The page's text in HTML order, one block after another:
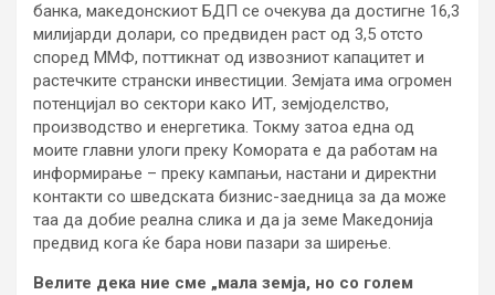
банка, македонскиот БДП се очекува да достигне 16,3
милијарди долари, со предвиден раст од 3,5 отсто
според ММФ, поттикнат од извозниот капацитет и
растечките странски инвестиции. Земјата има огромен
потенцијал во сектори како ИТ, земјоделство,
производство и енергетика. Токму затоа една од
моите главни улоги преку Комората е да работам на
информирање – преку кампањи, настани и директни
контакти со шведската бизнис-заедница за да може
таа да добие реална слика и да ја земе Македонија
предвид кога ќе бара нови пазари за ширење.
Велите дека ние сме „мала земја, но со голем